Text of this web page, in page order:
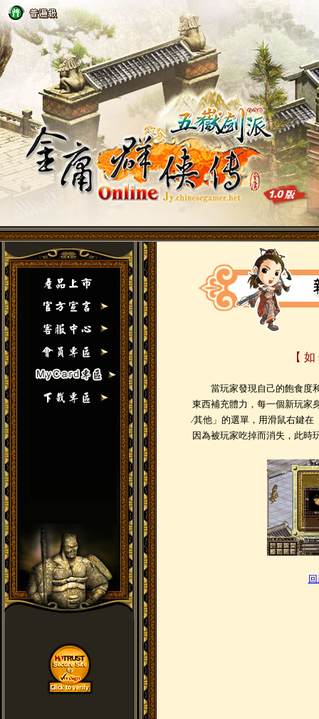
【
當玩家發現自己的飽食度和
東西補充體力，每一個新玩家
∕其他」的選單，用滑鼠右鍵
因為被玩家吃掉而消失，此時